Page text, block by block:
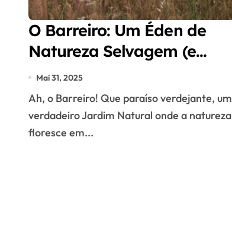
O Barreiro: Um Éden de
Natureza Selvagem (e
Multas Prorrogadas)
Mai 31, 2025
Ah, o Barreiro! Que paraíso verdejante, um
verdadeiro Jardim Natural onde a natureza
floresce em...